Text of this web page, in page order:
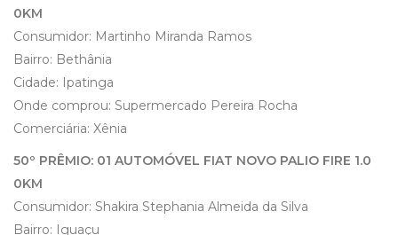
0KM
Consumidor: Martinho Miranda Ramos
Bairro: Bethânia
Cidade: Ipatinga
Onde comprou: Supermercado Pereira Rocha
Comerciária: Xênia
50º PRÊMIO: 01 AUTOMÓVEL FIAT NOVO PALIO FIRE 1.0
0KM
Consumidor: Shakira Stephania Almeida da Silva
Bairro: Iguaçu